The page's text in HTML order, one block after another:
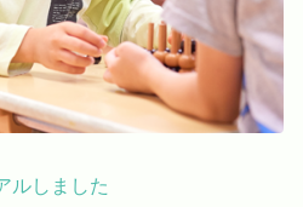
ルしました